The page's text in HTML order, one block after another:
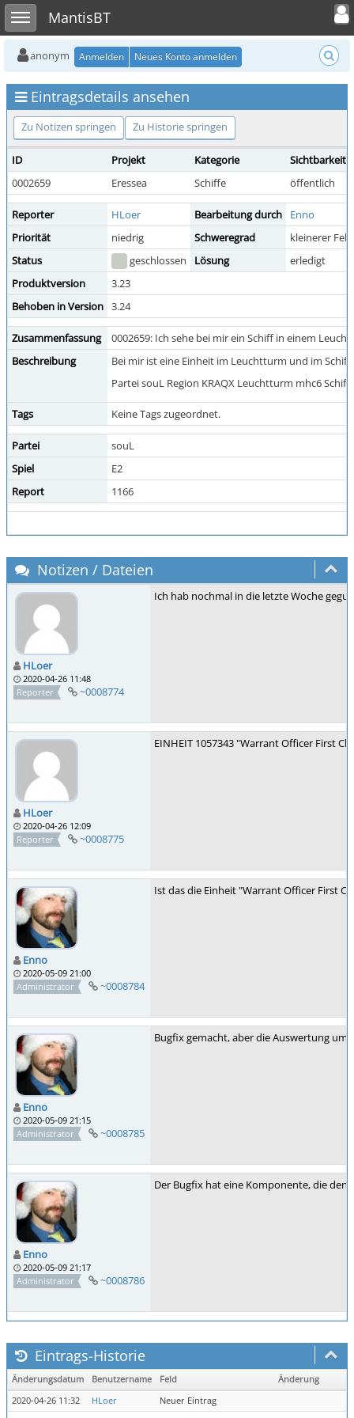
Toggle sidebarMantisBT
Toggle
anonym Anmelden Neues Konto anmelden
Eintragsdetails ansehen
Zu Notizen springen Zu Historie springen
ID Projekt Kategorie
Sichtbarkeit
0002659
Eressea Schiffe öffentlich
Reporter HLoer Bearbeitung durch
Enno
Priorität
niedrig Schweregrad
kleinerer
Status
geschlossen Lösung
erledigt
Produktversion
3.23
Behoben in Version 3.24
Zusammenfassung
0002659: Ich sehe bei mir ein Schiff in einem
Beschreibung
Bei mir ist eine Einheit im Leuchtturm und im Schiff
Partei souL Region KRAQX Leuchtturm mhc6 Schiff
Tags Keine Tags zugeordnet.
Partei
souL
Spiel
E2
Report
1166
Notizen / Dateien
HLoer
2020-04-26 11:48
Reporter
~0008774
Ich hab nochmal in die letzte Woche
HLoer
2020-04-26 12:09
Reporter
~0008775
EINHEIT 1057343 "Warrant Officer First
Enno
2020-05-09 21:00
Administrator
~0008784
Ist das die Einheit "Warrant Officer First
Enno
2020-05-09 21:15
Administrator
~0008785
Bugfix gemacht, aber die Auswertung um
Enno
2020-05-09 21:17
Administrator
~0008786
Der Bugfix hat eine Komponente, die
Eintrags-Historie
Änderungsdatum Benutzername Feld
Änderung
2020-04-26 11:32
HLoer
Neuer Eintrag